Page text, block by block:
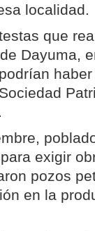
localidad.
que
Dayuma,
exigir
pozos
en la